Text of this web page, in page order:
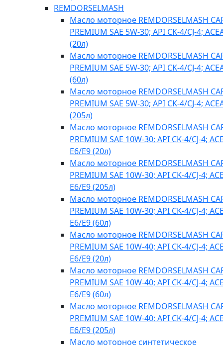
REMDORSELMASH
Масло моторное REMDORSELMASH
PREMIUM SAE 5W-30; API CK-4/CJ-4;
(20л)
Масло моторное REMDORSELMASH
PREMIUM SAE 5W-30; API CK-4/CJ-4;
(60л)
Масло моторное REMDORSELMASH
PREMIUM SAE 5W-30; API CK-4/CJ-4;
(205л)
Масло моторное REMDORSELMASH
PREMIUM SAE 10W-30; API CK-4/CJ-4;
E6/E9 (20л)
Масло моторное REMDORSELMASH
PREMIUM SAE 10W-30; API CK-4/CJ-4;
E6/E9 (205л)
Масло моторное REMDORSELMASH
PREMIUM SAE 10W-30; API CK-4/CJ-4;
E6/E9 (60л)
Масло моторное REMDORSELMASH
PREMIUM SAE 10W-40; API CK-4/CJ-4;
E6/E9 (20л)
Масло моторное REMDORSELMASH
PREMIUM SAE 10W-40; API CK-4/CJ-4;
E6/E9 (60л)
Масло моторное REMDORSELMASH
PREMIUM SAE 10W-40; API CK-4/CJ-4;
E6/E9 (205л)
Масло моторное синтетическое